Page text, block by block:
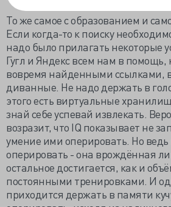
То же самое с образованием и
Если когда-то к поиску
надо было прилагать некоторые
Гугл и Яндекс всем нам в помощь,
вовремя найденными ссылками,
диванные. Не надо держать в
этого есть виртуальные
знай себе успевай извлекать.
возразит, что IQ показывает не
умение ими оперировать. Но ведь
оперировать - она врождённая
остальное достигается, как и
постоянными тренировками. И
приходится держать в памяти